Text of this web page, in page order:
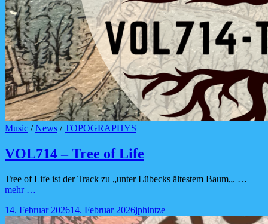
Cat
Music /News /TOPOGRAPHYS
VOL714 – Tree of Life
Tree of Life ist der Track zu „unter Lübecks ältestem Baum„. …
mehr …
Tree
of
Posted-
on
14. Februar 202614. Februar 2026By
line
Byline
jphintze